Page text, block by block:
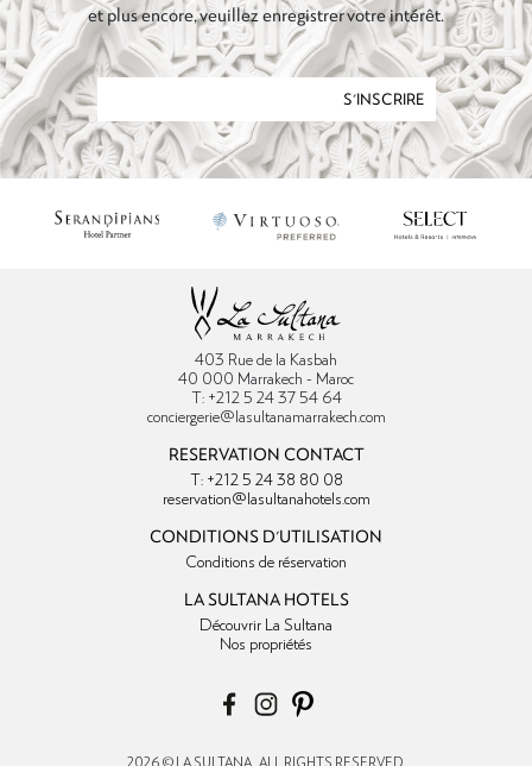
et plus encore, veuillez enregistrer votre intérêt.
S'INSCRIRE
403 Rue de la Kasbah
40 000 Marrakech - Maroc
T: +212 5 24 37 54 64
conciergerie@lasultanamarrakech.com
RESERVATION CONTACT
T: +212 5 24 38 80 08
reservation@lasultanahotels.com
CONDITIONS D'UTILISATION
Conditions de réservation
LA SULTANA HOTELS
Découvrir La Sultana
Nos propriétés
2026 © LA SULTANA , ALL RIGHTS RESERVED.